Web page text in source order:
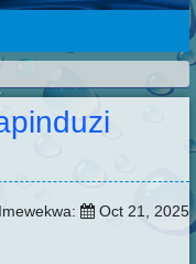
Imewekwa: Oct 21, 2025